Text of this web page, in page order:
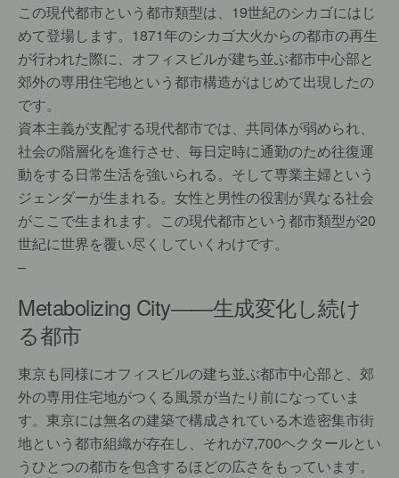
この現代都市という都市類型は、19世紀のシカゴにはじ
めて登場します。1871年のシカゴ大火からの都市の再生
が行われた際に、オフィスビルが建ち並ぶ都市中心部と
郊外の専用住宅地という都市構造がはじめて出現したの
です。
資本主義が支配する現代都市では、共同体が弱められ、
社会の階層化を進行させ、毎日定時に通勤のため往復運
動をする日常生活を強いられる。そして専業主婦という
ジェンダーが生まれる。女性と男性の役割が異なる社会
がここで生まれます。この現代都市という都市類型が20
世紀に世界を覆い尽くしていくわけです。
–
Metabolizing City――生成変化し続け
る都市
東京も同様にオフィスビルの建ち並ぶ都市中心部と、郊
外の専用住宅地がつくる風景が当たり前になっていま
す。東京には無名の建築で構成されている木造密集市街
地という都市組織が存在し、それが7,700ヘクタールとい
うひとつの都市を包含するほどの広さをもっています。